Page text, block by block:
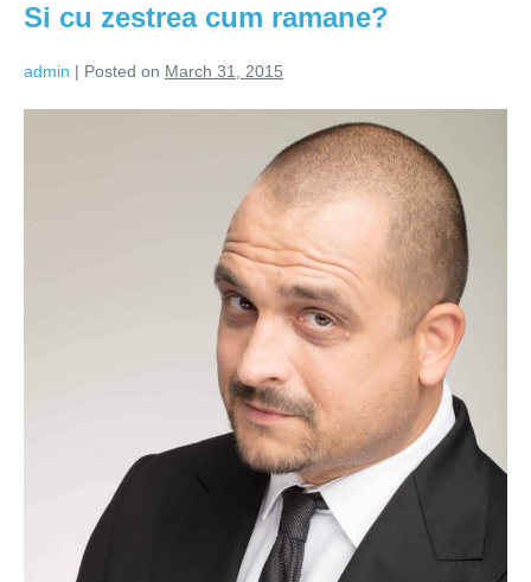
Si cu zestrea cum ramane?
admin | Posted on March 31, 2015